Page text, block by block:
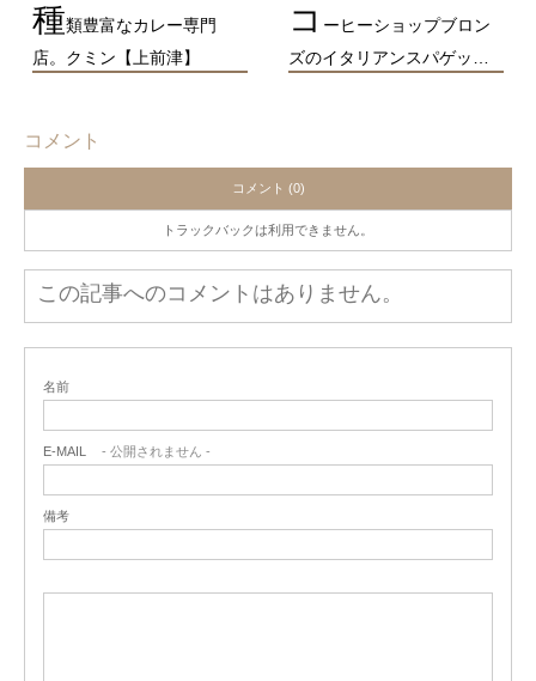
種類豊富なカレー専門
店。クミン【上前津】
コ ーヒーショップブロン
ズのイタリアンスパゲッ…
コメント
コメント (0)
トラックバックは利用できません。
この記事へのコメントはありません。
名前
E-MAIL - 公開されません -
備考